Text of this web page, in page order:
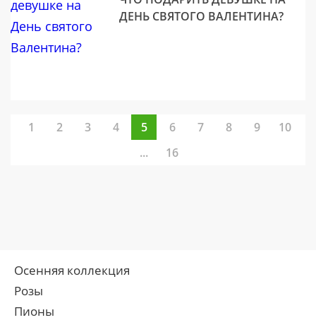
ДЕНЬ СВЯТОГО ВАЛЕНТИНА?
1 2 3 4 5 6 7 8 9
10
...
16
Осенняя коллекция
Розы
Пионы